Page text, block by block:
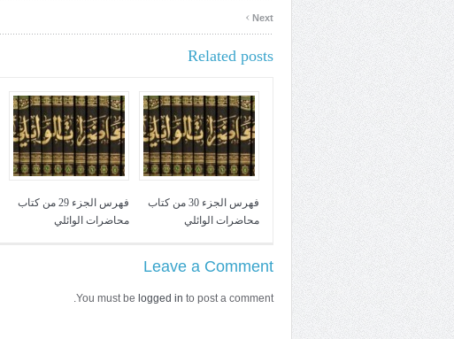
Next
›
Related posts
فهرس الجزء 30 من كتاب
محاضرات الوائلي
فهرس الجزء 29 من كتاب
محاضرات الوائلي
Leave a Comment
You must be logged in to post a comment.